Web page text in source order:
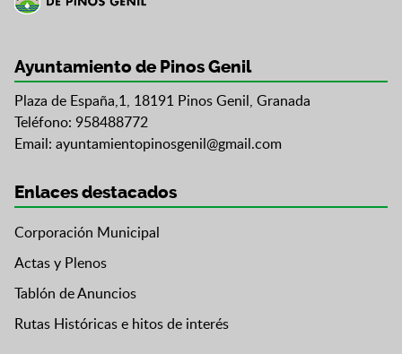
Ayuntamiento de Pinos Genil
Plaza de España,1, 18191 Pinos Genil, Granada
Teléfono: 958488772
Email: ayuntamientopinosgenil@gmail.com
Enlaces destacados
Corporación Municipal
Actas y Plenos
Tablón de Anuncios
Rutas Históricas e hitos de interés